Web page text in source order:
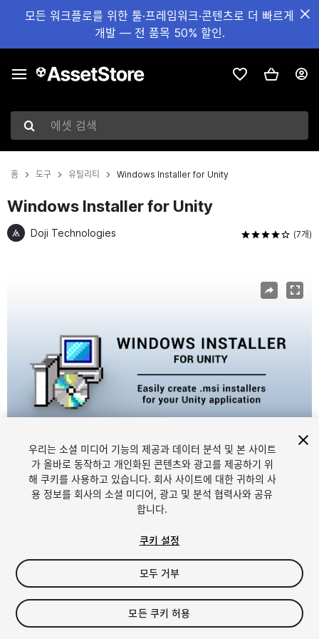
모든 워크플로를 위한 툴·프레임워크·콘텐츠로 더 빠르게
개발 — 전 품목 50% 할인.
에셋 검색
홈 도구 유틸리티 Windows Installer for Unity
Windows Installer for Unity
Doji Technologies (7개)
1/10
$80
Seat
우리는 소셜 미디어 기능의 제공과 데이터 분석 및 본 사이트
가 올바로 동작하고 개인화된 콘텐츠와 광고를 제공하기 위
해 쿠키를 사용하고 있습니다. 회사 사이트에 대한 귀하의 사
용 정보를 회사의 소셜 미디어, 광고 및 분석 협력사와 공유
합니다.
쿠키 설정
모두 거부
모든 쿠키 허용